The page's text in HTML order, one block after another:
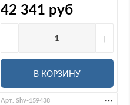
42 341 руб
-
+
В КОРЗИНУ
Арт. Shv-159438